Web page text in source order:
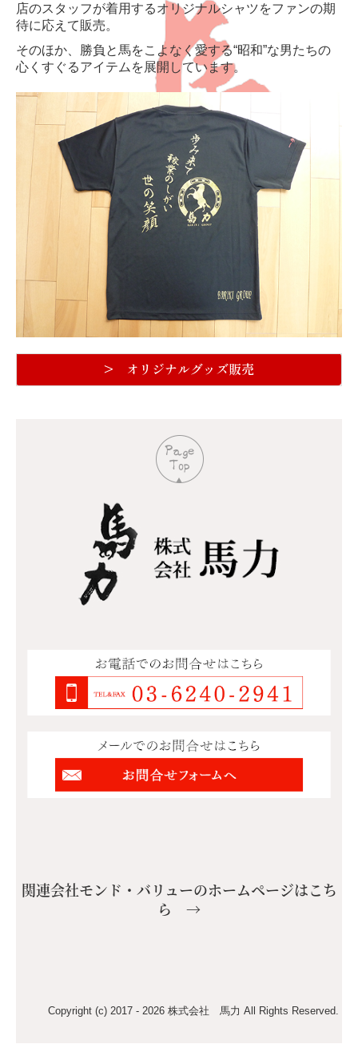
店のスタッフが着用するオリジナルシャツをファンの期
待に応えて販売。
そのほか、勝負と馬をこよなく愛する“昭和”な男たちの
心くすぐるアイテムを展開しています。
> オリジナルグッズ販売
関連会社モンド・バリューのホームページはこち
ら →
Copyright (c) 2017 - 2026 株式会社 馬力 All Rights Reserved.